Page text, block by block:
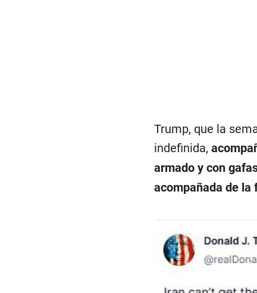
Trump, que la
indefinida,
armado y con
acompañada de la